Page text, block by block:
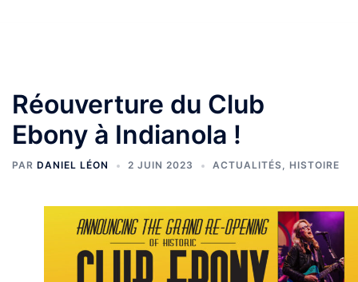
Réouverture du Club
Ebony à Indianola !
PAR DANIEL LÉON 2 JUIN 2023 ACTUALITÉS HISTOIRE